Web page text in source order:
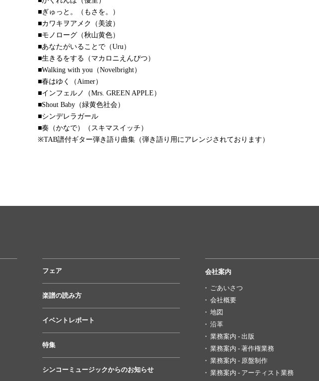
■ぎゅっと。（もさを。）
■カワキヲアメク（美波）
■モノローグ（秋山黄色）
■あなたがいることで（Uru）
■生きるをする（マカロニえんぴつ）
■Walking with you（Novelbright）
■春はゆく（Aimer）
■インフェルノ（Mrs. GREEN APPLE）
■Shout Baby（緑黄色社会）
■シンデレラガール
■奏（かなで）（スキマスイッチ）
※TAB譜付ギター弾き語り曲集（弾き語り用にアレンジされております）
フェア
楽譜の読み方
イベントレポート
特集
シンコーミュージックからのお知らせ
会社案内
ごあいさつ
会社概要
地図
沿革
業務案内 - 出版
業務案内 - 著作権業務
業務案内 - 原盤制作
業務案内 - アーティスト業務